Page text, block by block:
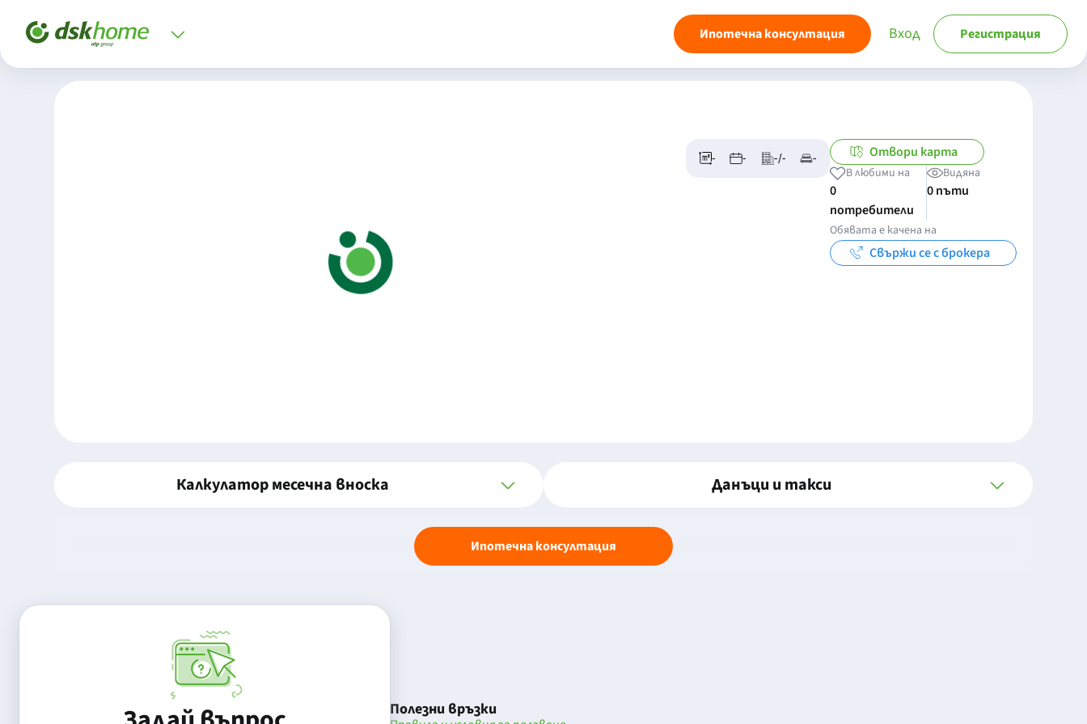
Ипотечна консултация Вход Регистрация
- - -/- - Отвори карта
В любими на
0
потребители
Видяна
0 пъти
Обявата е качена на
Свържи се с брокера
Калкулатор месечна вноска Данъци и такси
Ипотечна консултация
Полезни връзки